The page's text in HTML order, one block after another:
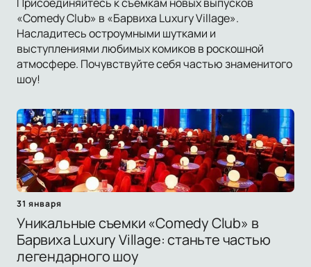
Присоединяйтесь к съемкам новых выпусков
«Comedy Club» в «Барвиха Luxury Village».
Насладитесь остроумными шутками и
выступлениями любимых комиков в роскошной
атмосфере. Почувствуйте себя частью знаменитого
шоу!
31 января
Уникальные съемки «Comedy Club» в
Барвиха Luxury Village: станьте частью
легендарного шоу